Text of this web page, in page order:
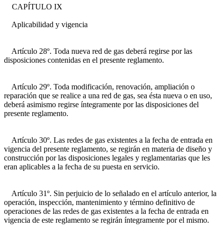
CAPÍTULO IX
Aplicabilidad y vigencia
Artículo 28º. Toda nueva red de gas deberá regirse por las
disposiciones contenidas en el presente reglamento.
Artículo 29º. Toda modificación, renovación, ampliación o
reparación que se realice a una red de gas, sea ésta nueva o en uso,
deberá asimismo regirse íntegramente por las disposiciones del
presente reglamento.
Artículo 30º. Las redes de gas existentes a la fecha de entrada en
vigencia del presente reglamento, se regirán en materia de diseño y
construcción por las disposiciones legales y reglamentarias que les
eran aplicables a la fecha de su puesta en servicio.
Artículo 31º. Sin perjuicio de lo señalado en el artículo anterior, la
operación, inspección, mantenimiento y término definitivo de
operaciones de las redes de gas existentes a la fecha de entrada en
vigencia de este reglamento se regirán íntegramente por el mismo.